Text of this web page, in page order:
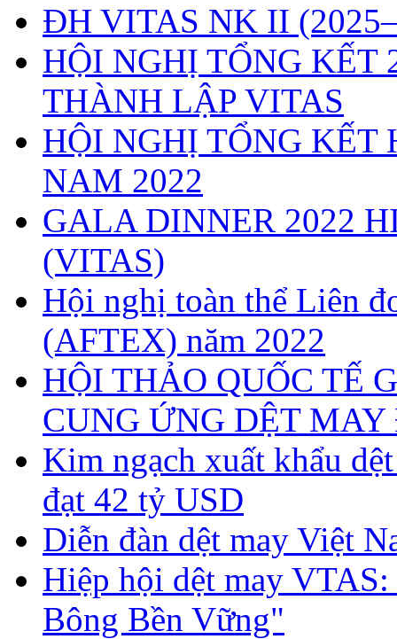
ĐH VITAS NK II
HỘI NGHỊ TỔNG
THÀNH LẬP VITAS
HỘI NGHỊ TỔNG KẾT
NAM 2022
GALA DINNER 2022
(VITAS)
Hội nghị toàn thể Liên
(AFTEX) năm 2022
HỘI THẢO QUỐC TẾ
CUNG ỨNG DỆT
Kim ngạch xuất khẩu
đạt 42 tỷ USD
Diễn đàn dệt may Việt
Hiệp hội dệt may
Bông Bền Vững"